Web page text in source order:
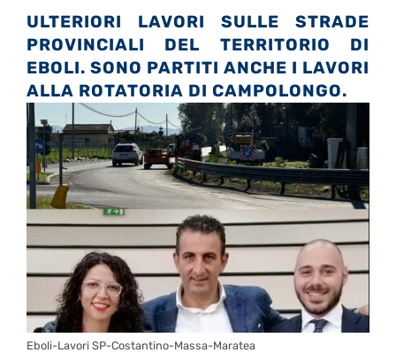
ULTERIORI LAVORI SULLE STRADE
PROVINCIALI DEL TERRITORIO DI
EBOLI. SONO PARTITI ANCHE I LAVORI
ALLA ROTATORIA DI CAMPOLONGO.
Eboli-Lavori SP-Costantino-Massa-Maratea